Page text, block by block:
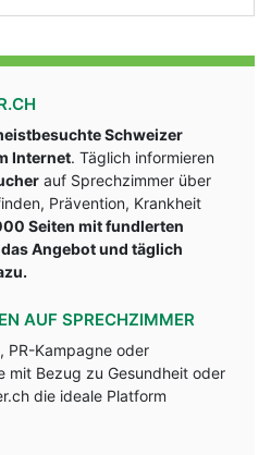
Schweizer
Internet. Täglich informieren
auf Sprechzimmer über
Prävention, Krankheit
Seiten mit fundlerten
Angebot und täglich
AUF SPRECHZIMMER
PR-Kampagne oder
mit Bezug zu Gesundheit oder
die ideale Platform